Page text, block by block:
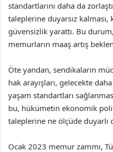
standartlarını daha da
taleplerine duyarsız kalması,
güvensizlik yarattı. Bu
memurların maaş artış
Öte yandan, sendikaların
hak arayışları, gelecekte
yaşam standartları
bu, hükümetin ekonomik
taleplerine ne ölçüde duyarlı
Ocak 2023 memur zammı,